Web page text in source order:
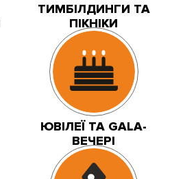
ТИМБІЛДИНГИ ТА
ПІКНІКИ
ЮВІЛЕЇ ТА GALA-
ВЕЧЕРІ